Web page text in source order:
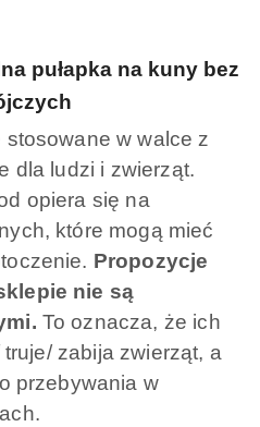
pułapka na kuny bez
w walce z
dla ludzi i zwierząt.
opiera się na
które mogą mieć
Propozycje
nie są
To oznacza, że ich
zabija zwierząt, a
przebywania w